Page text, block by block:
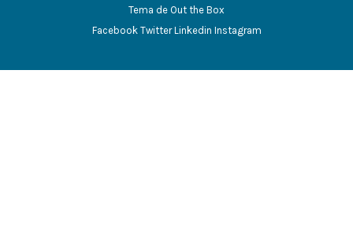
Tema de Out the Box
Facebook Twitter Linkedin Instagram